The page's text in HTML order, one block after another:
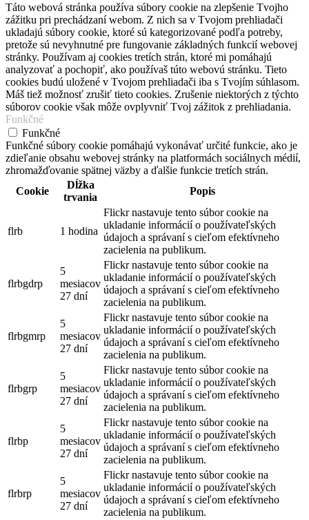
Táto webová stránka používa súbory cookie na zlepšenie Tvojho
zážitku pri prechádzaní webom. Z nich sa v Tvojom prehliadači
ukladajú súbory cookie, ktoré sú kategorizované podľa potreby,
pretože sú nevyhnutné pre fungovanie základných funkcií webovej
stránky. Používam aj cookies tretích strán, ktoré mi pomáhajú
analyzovať a pochopiť, ako používaš túto webovú stránku. Tieto
cookies budú uložené v Tvojom prehliadači iba s Tvojím súhlasom.
Máš tiež možnosť zrušiť tieto cookies. Zrušenie niektorých z týchto
súborov cookie však môže ovplyvniť Tvoj zážitok z prehliadania.
Funkčné
Funkčné
Funkčné súbory cookie pomáhajú vykonávať určité funkcie, ako je
zdieľanie obsahu webovej stránky na platformách sociálnych médií,
zhromažďovanie spätnej väzby a ďalšie funkcie tretích strán.
Cookie
Dĺžka
trvania
Popis
flrb 1 hodina
Flickr nastavuje tento súbor cookie na
ukladanie informácií o používateľských
údajoch a správaní s cieľom efektívneho
zacielenia na publikum.
flrbgdrp
5
mesiacov
27 dní
Flickr nastavuje tento súbor cookie na
ukladanie informácií o používateľských
údajoch a správaní s cieľom efektívneho
zacielenia na publikum.
flrbgmrp
5
mesiacov
27 dní
Flickr nastavuje tento súbor cookie na
ukladanie informácií o používateľských
údajoch a správaní s cieľom efektívneho
zacielenia na publikum.
flrbgrp
5
mesiacov
27 dní
Flickr nastavuje tento súbor cookie na
ukladanie informácií o používateľských
údajoch a správaní s cieľom efektívneho
zacielenia na publikum.
flrbp
5
mesiacov
27 dní
Flickr nastavuje tento súbor cookie na
ukladanie informácií o používateľských
údajoch a správaní s cieľom efektívneho
zacielenia na publikum.
flrbrp
5
mesiacov
27 dní
Flickr nastavuje tento súbor cookie na
ukladanie informácií o používateľských
údajoch a správaní s cieľom efektívneho
zacielenia na publikum.